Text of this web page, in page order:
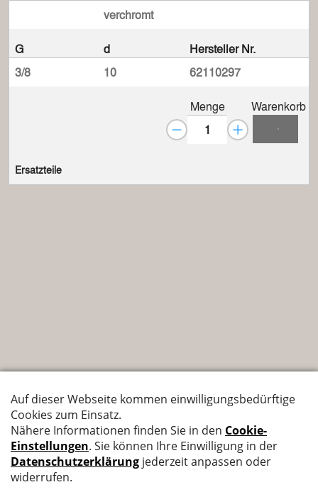
verchromt
G d
Hersteller Nr.
3/8
10 62110297
Menge Warenkorb
Ersatzteile